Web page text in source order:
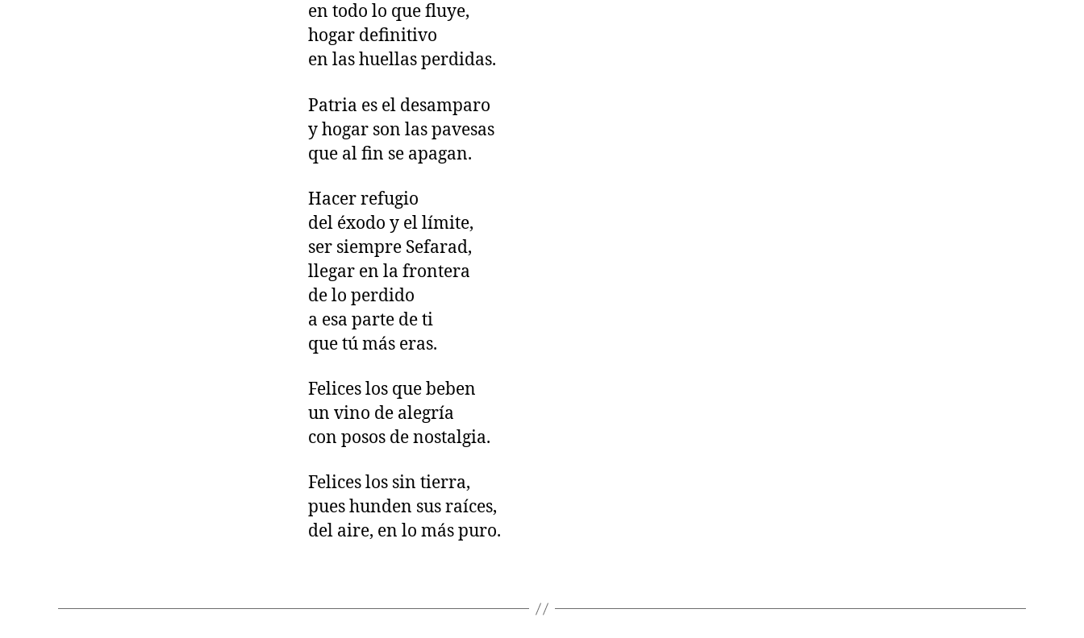
en todo lo que fluye,
hogar definitivo
en las huellas perdidas.
Patria es el desamparo
y hogar son las pavesas
que al fin se apagan.
Hacer refugio
del éxodo y el límite,
ser siempre Sefarad,
llegar en la frontera
de lo perdido
a esa parte de ti
que tú más eras.
Felices los que beben
un vino de alegría
con posos de nostalgia.
Felices los sin tierra,
pues hunden sus raíces,
del aire, en lo más puro.